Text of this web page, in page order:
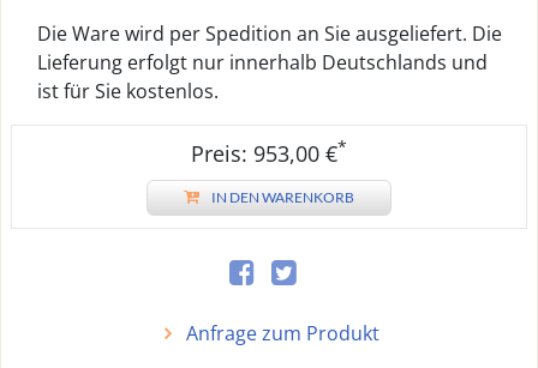
Die Ware wird per Spedition an Sie ausgeliefert. Die
Lieferung erfolgt nur innerhalb Deutschlands und
ist für Sie kostenlos.
Preis: 953,00 €*
IN DEN WARENKORB
Anfrage zum Produkt